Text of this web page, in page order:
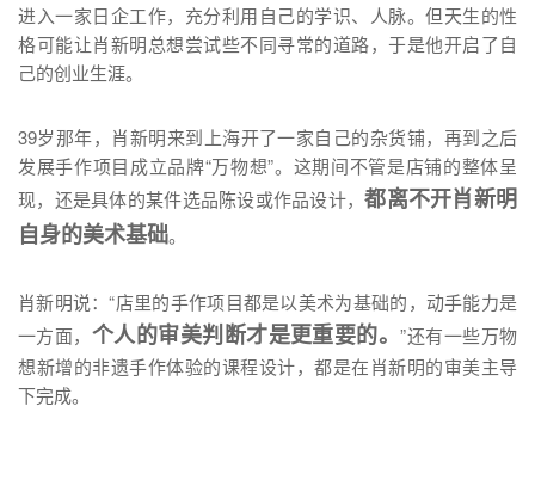
进入一家日企工作，充分利用自己的学识、人脉。但天生的性
格可能让肖新明总想尝试些不同寻常的道路，于是他开启了自
己的创业生涯。
39岁那年，肖新明来到上海开了一家自己的杂货铺，再到之后
发展手作项目成立品牌“万物想”。这期间不管是店铺的整体呈
现，还是具体的某件选品陈设或作品设计，都离不开肖新明
自身的美术基础。
肖新明说：“店里的手作项目都是以美术为基础的，动手能力是
一方面， 个人的审美判断才是更重要的。”还有一些万物
想新增的非遗手作体验的课程设计，都是在肖新明的审美主导
下完成。